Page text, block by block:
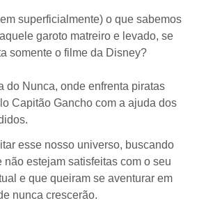
superficialmente) o que sabemos
garoto matreiro e levado, se
somente o filme da Disney?
do Nunca, onde enfrenta piratas
Capitão Gancho com a ajuda dos
esse nosso universo, buscando
não estejam satisfeitas com o seu
e que queiram se aventurar em
nunca crescerão.